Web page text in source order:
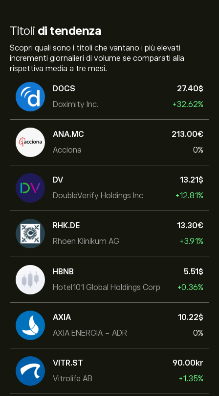
Titoli di tendenza
Scopri quali sono i titoli che vantano i più elevati
incrementi giornalieri di volume se comparati alla
rispettiva media a tre mesi.
DOCS
Doximity Inc.
27.40‎$‎
+32.62%
ANA.MC
Acciona
213.00‎€‎
0%
DV
DoubleVerify Holdings Inc
13.21‎$‎
+12.81%
RHK.DE
Rhoen Klinikum AG
13.30‎€‎
+3.91%
HBNB
Hotel101 Global Holdings Corp
5.51‎$‎
+0.36%
AXIA
AXIA ENERGIA - ADR
10.22‎$‎
0%
VITR.ST
Vitrolife AB
90.00‎kr‎
+1.35%